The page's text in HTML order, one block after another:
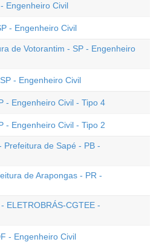
Engenheiro Civil
- Engenheiro Civil
de Votorantim - SP - Engenheiro
- Engenheiro Civil
- Engenheiro Civil - Tipo 4
- Engenheiro Civil - Tipo 2
Prefeitura de Sapé - PB -
de Arapongas - PR -
ELETROBRÁS-CGTEE -
- Engenheiro Civil